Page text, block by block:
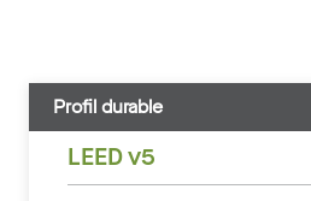
Profil durable
LEED v5